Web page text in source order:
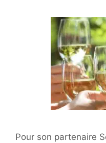
Pour son partenaire